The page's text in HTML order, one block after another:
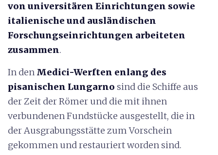
von universitären Einrichtungen sowie
italienische und ausländischen
Forschungseinrichtungen arbeiteten
zusammen.
In den Medici-Werften enlang des
pisanischen Lungarno sind die Schiffe aus
der Zeit der Römer und die mit ihnen
verbundenen Fundstücke ausgestellt, die in
der Ausgrabungsstätte zum Vorschein
gekommen und restauriert worden sind.